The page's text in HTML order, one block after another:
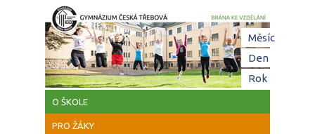
Přejít k hlavnímu obsahu
O ŠKOLE
PRO ŽÁKY
Měsíc(aktivní
Den
Rok